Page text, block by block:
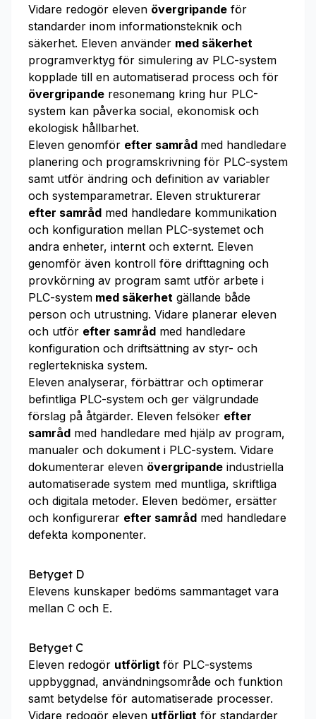
Vidare redogör eleven övergripande för
standarder inom informationsteknik och
säkerhet. Eleven använder med säkerhet
programverktyg för simulering av PLC-system
kopplade till en automatiserad process och för
övergripande resonemang kring hur PLC-
system kan påverka social, ekonomisk och
ekologisk hållbarhet.
Eleven genomför efter samråd med handledare
planering och programskrivning för PLC-system
samt utför ändring och definition av variabler
och systemparametrar. Eleven strukturerar
efter samråd med handledare kommunikation
och konfiguration mellan PLC-systemet och
andra enheter, internt och externt. Eleven
genomför även kontroll före drifttagning och
provkörning av program samt utför arbete i
PLC-system med säkerhet gällande både
person och utrustning. Vidare planerar eleven
och utför efter samråd med handledare
konfiguration och driftsättning av styr- och
reglertekniska system.
Eleven analyserar, förbättrar och optimerar
befintliga PLC-system och ger välgrundade
förslag på åtgärder. Eleven felsöker efter
samråd med handledare med hjälp av program,
manualer och dokument i PLC-system. Vidare
dokumenterar eleven övergripande industriella
automatiserade system med muntliga, skriftliga
och digitala metoder. Eleven bedömer, ersätter
och konfigurerar efter samråd med handledare
defekta komponenter.
Betyget D
Elevens kunskaper bedöms sammantaget vara
mellan C och E.
Betyget C
Eleven redogör utförligt för PLC-systems
uppbyggnad, användningsområde och funktion
samt betydelse för automatiserade processer.
Vidare redogör eleven utförligt för standarder